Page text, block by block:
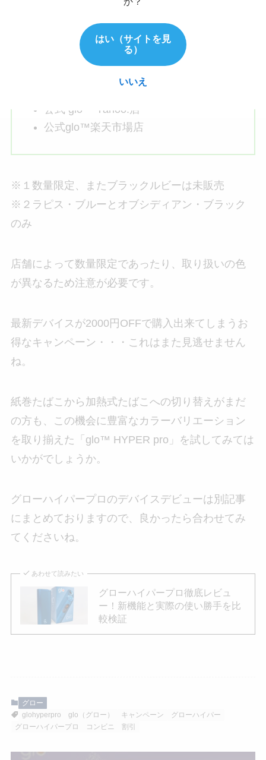
全国の主要コンビニエンスストア※１
glo™ & VELO オフィシャルオンライン
公式 glo™ Yahoo!店
公式glo™楽天市場店
※１数量限定、またブラックルビーは未販売
※２ラピス・ブルーとオブシディアン・ブラック
のみ
店舗によって数量限定であったり、取り扱いの色
が異なるため注意が必要です。
最新デバイスが2000円OFFで購入出来てしまうお
得なキャンペーン・・・これはまた見逃せません
ね。
紙巻たばこから加熱式たばこへの切り替えがまだ
の方も、この機会に豊富なカラーバリエーション
を取り揃えた「glo™ HYPER pro」を試してみては
いかがでしょうか。
グローハイパープロのデバイスデビューは別記事
にまとめておりますので、良かったら合わせてみ
てくださいね。
あわせて読みたい
グローハイパープロ徹底レビュ
ー！新機能と実際の使い勝手を比
較検証
グロー
glohyperpro
glo（グロー） キャンペーン
グローハイパー
グローハイパープロ
コンビニ 割引
はい（サイトを見
る）
いいえ